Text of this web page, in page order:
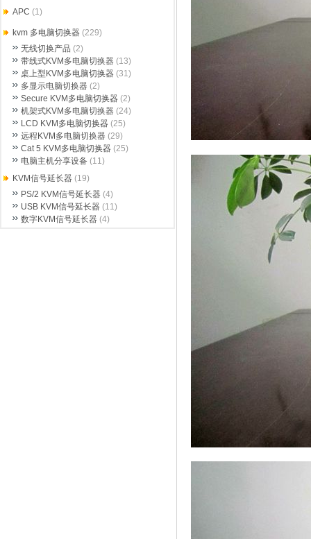
APC (1)
kvm 多电脑切换器 (229)
无线切换产品 (2)
带线式KVM多电脑切换器 (13)
桌上型KVM多电脑切换器 (31)
多显示电脑切换器 (2)
Secure KVM多电脑切换器 (2)
机架式KVM多电脑切换器 (24)
LCD KVM多电脑切换器 (25)
远程KVM多电脑切换器 (29)
Cat 5 KVM多电脑切换器 (25)
电脑主机分享设备 (11)
KVM信号延长器 (19)
PS/2 KVM信号延长器 (4)
USB KVM信号延长器 (11)
数字KVM信号延长器 (4)